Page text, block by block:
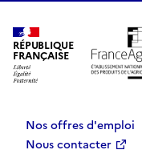
RÉPUBLIQUE
FRANÇAISE
Nos offres d'emploi
Nous contacter